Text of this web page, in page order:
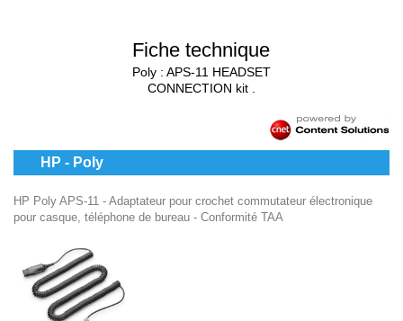
Fiche technique
Poly : APS-11 HEADSET
CONNECTION kit .
HP - Poly
HP Poly APS-11 - Adaptateur pour crochet commutateur électronique
pour casque, téléphone de bureau - Conformité TAA